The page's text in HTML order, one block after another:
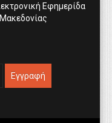
Εφημερίδα